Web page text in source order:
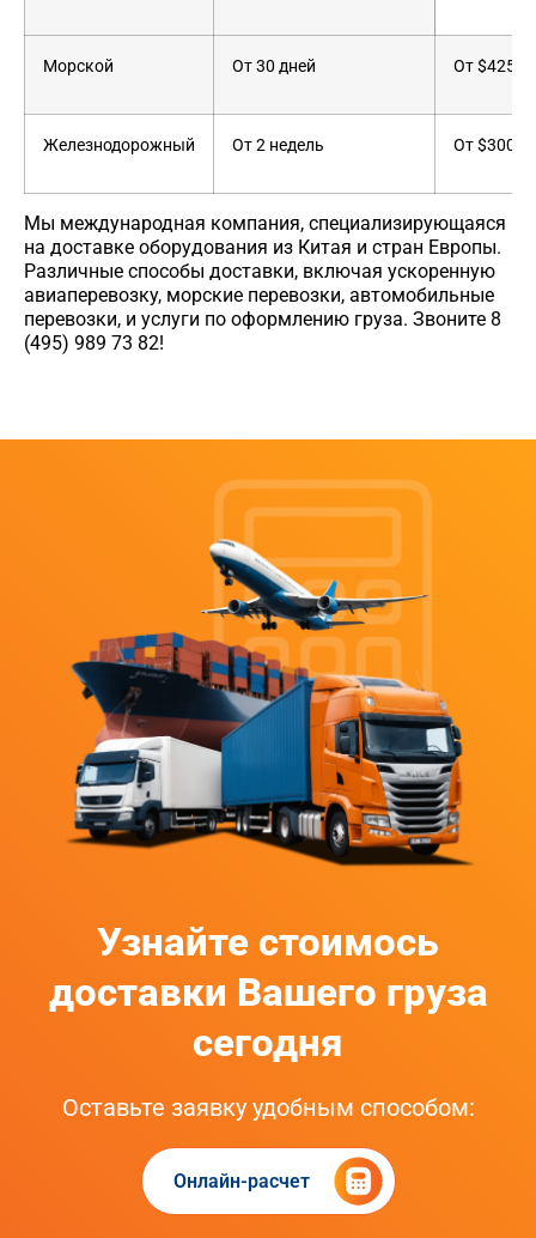
Морской От 30 дней От $4250
Железнодорожный От 2 недель От $3000
Мы международная компания, специализирующаяся
на доставке оборудования из Китая и стран Европы.
Различные способы доставки, включая ускоренную
авиаперевозку, морские перевозки, автомобильные
перевозки, и услуги по оформлению груза. Звоните 8
(495) 989 73 82!
Узнайте стоимось
доставки Вашего груза
сегодня
Оставьте заявку удобным способом:
Онлайн-расчет